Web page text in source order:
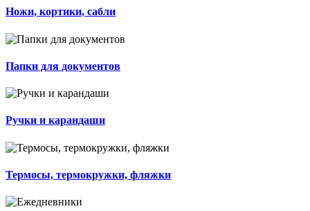
Ножи, кортики, сабли
Папки для документов
Ручки и карандаши
Термосы, термокружки, фляжки